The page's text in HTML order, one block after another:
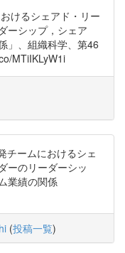
けるシェアド・リー
ーシップ，シェア
」、組織科学、第46
MTiIKLyW1i
チームにおけるシェ
ーのリーダーシッ
業績の関係
(投稿一覧)